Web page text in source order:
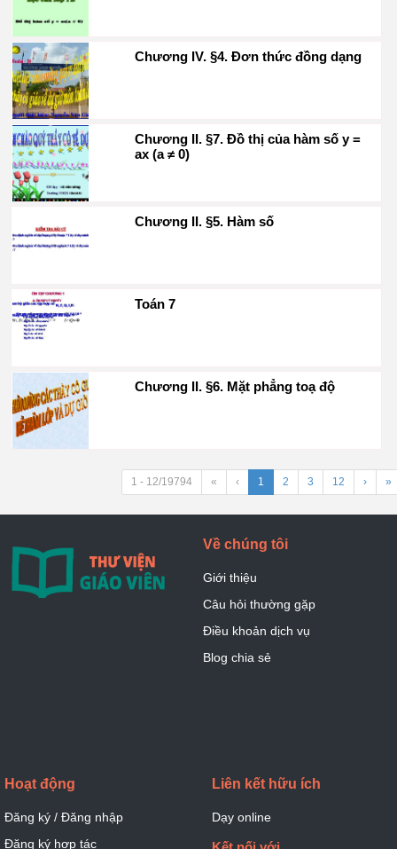
Chương IV. §4. Đơn thức đồng dạng
Chương II. §7. Đồ thị của hàm số y =
ax (a ≠ 0)
Chương II. §5. Hàm số
Toán 7
Chương II. §6. Mặt phẳng toạ độ
1 - 12/19794 « ‹ 1 2 3 12 › »
Về chúng tôi
Giới thiệu
Câu hỏi thường gặp
Điều khoản dịch vụ
Blog chia sẻ
Hoạt động
Đăng ký / Đăng nhập
Đăng ký hợp tác
Liên kết hữu ích
Dạy online